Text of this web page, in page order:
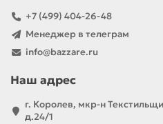
+7 (499) 404-26-48
Менеджер в телеграм
info@bazzare.ru
Наш адрес
г. Королев, мкр-н
д.24/1